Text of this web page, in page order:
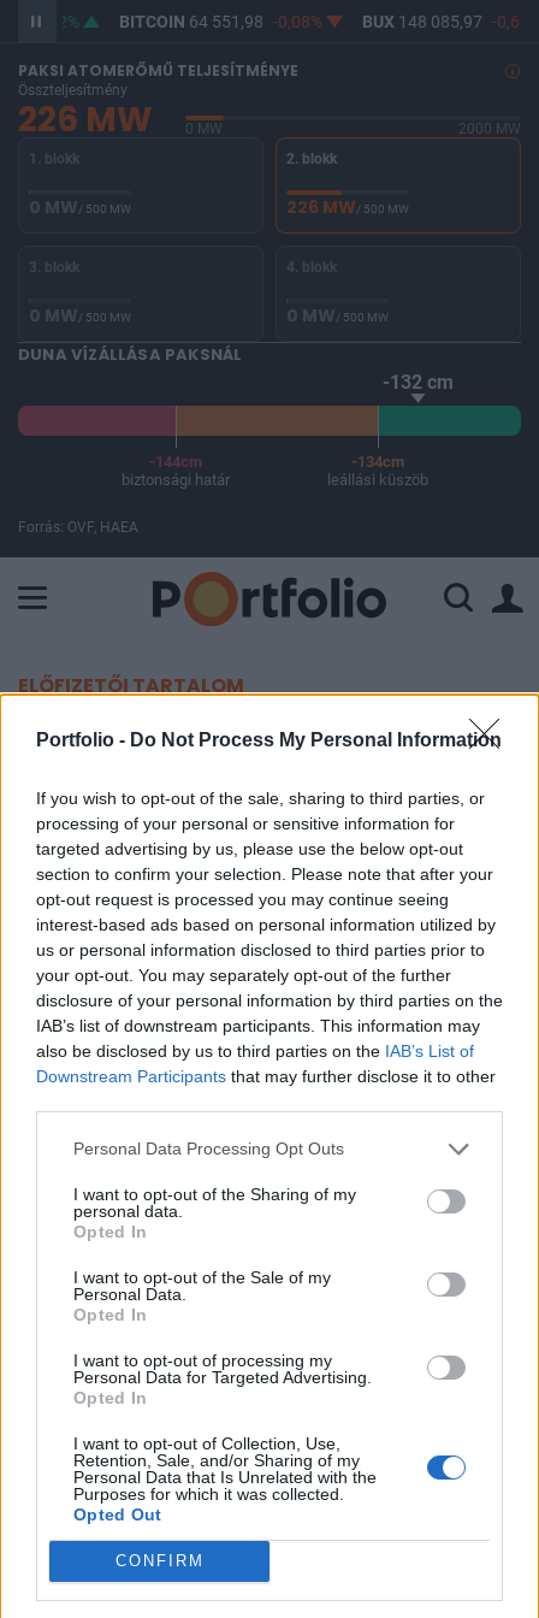
Portfolio - Do Not Process My Personal Information
If you wish to opt-out of the sale, sharing to third parties, or
processing of your personal or sensitive information for
targeted advertising by us, please use the below opt-out
section to confirm your selection. Please note that after your
opt-out request is processed you may continue seeing
interest-based ads based on personal information utilized by
us or personal information disclosed to third parties prior to
your opt-out. You may separately opt-out of the further
disclosure of your personal information by third parties on the
IAB’s list of downstream participants. This information may
also be disclosed by us to third parties on the IAB’s List of
Downstream Participants that may further disclose it to other
Personal Data Processing Opt Outs
I want to opt-out of the Sharing of my
personal data.
Opted In
I want to opt-out of the Sale of my
Personal Data.
Opted In
I want to opt-out of processing my
Personal Data for Targeted Advertising.
Opted In
I want to opt-out of Collection, Use,
Retention, Sale, and/or Sharing of my
Personal Data that Is Unrelated with the
Purposes for which it was collected.
Opted Out
CONFIRM
0,12% BITCOIN 64 551,98 -0,08% BUX148 085,97 -0,67%
PAKSI ATOMERŐMŰ TELJESÍTMÉNYE
Összteljesítmény
226 MW 0 MW
2000 MW
1. blokk
0 MW/ 500 MW
2. blokk
226 MW/ 500 MW
3. blokk
0 MW/ 500 MW
4. blokk
0 MW/ 500 MW
DUNA VÍZÁLLÁSA PAKSNÁL
-132 cm
-144cm
biztonsági határ
-134cm
leállási küszöb
Forrás: OVF, HAEA
ELŐFIZETŐI TARTALOM
Erős földrengés rázta meg
MTI | Portfolio
2023. január 18. 08:24
A Richter-skála szerinti 7,1-es erősségű
földrengés rázta meg Indonéziát.
Az amerikai geológiai kutatóintézet szerint 6,1 erősségű
földrengés rázta meg szerdán Indonézia Szulavézi
szigetének északi és középső részét, valamint a Maluku-
es erősségű földrengésről adott hírt. A földrengés
epicentruma mintegy 140 kilométerrel...
KEDVES OLVASÓNK!
A keresett cikk a portfolio.hu hírarchívumához
regisztrációhoz kötött.
Az előfizetés a következőket tartalmazza:
Portfolio.hu teljes cikkarchívum
Kötéslisták: BÉT elmúlt 2 év napon belüli
kötéslistái